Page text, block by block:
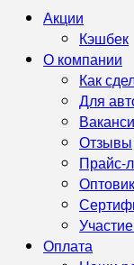
Акции
Кэшбек
О компании
Как
Для
Отзывы
Прайс-
Оплата